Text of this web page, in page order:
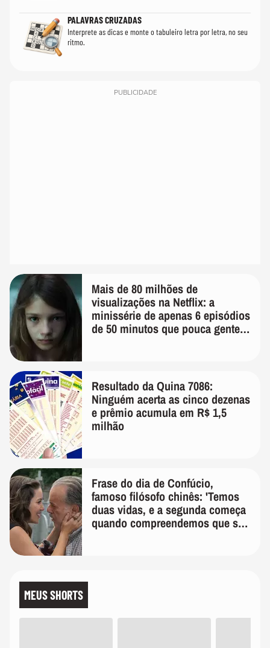
PALAVRAS CRUZADAS
Interprete as dicas e monte o tabuleiro letra por letra, no seu
ritmo.
PUBLICIDADE
Mais de 80 milhões de
visualizações na Netflix: a
minissérie de apenas 6 episódios
de 50 minutos que pouca gente
Resultado da Quina 7086:
Ninguém acerta as cinco dezenas
e prêmio acumula em R$ 1,5
milhão
Frase do dia de Confúcio,
famoso filósofo chinês: 'Temos
duas vidas, e a segunda começa
quando compreendemos que só
MEUS SHORTS